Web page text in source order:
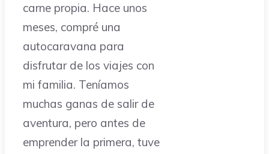
carne propia. Hace unos
meses, compré una
autocaravana para
disfrutar de los viajes con
mi familia. Teníamos
muchas ganas de salir de
aventura, pero antes de
emprender la primera, tuve